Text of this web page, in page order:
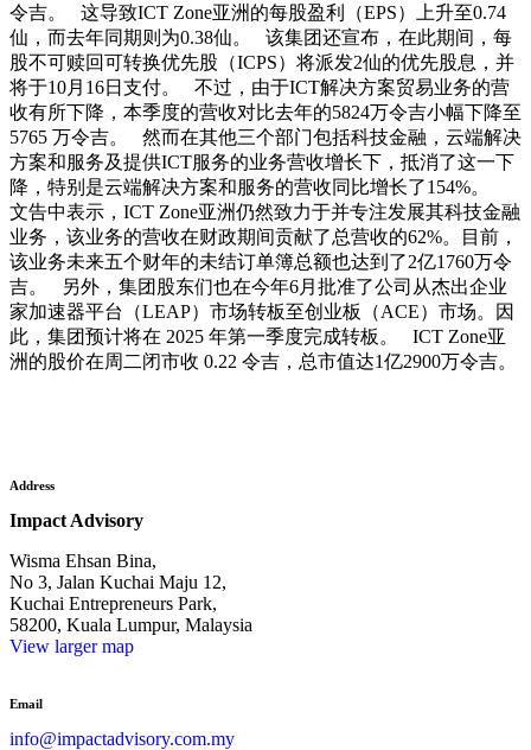
令吉。 这导致ICT Zone亚洲的每股盈利（EPS）上升至0.74
仙，而去年同期则为0.38仙。 该集团还宣布，在此期间，每
股不可赎回可转换优先股（ICPS）将派发2仙的优先股息，并
将于10月16日支付。 不过，由于ICT解决方案贸易业务的营
收有所下降，本季度的营收对比去年的5824万令吉小幅下降至
5765 万令吉。 然而在其他三个部门包括科技金融，云端解决
方案和服务及提供ICT服务的业务营收增长下，抵消了这一下
降，特别是云端解决方案和服务的营收同比增长了154%。
文告中表示，ICT Zone亚洲仍然致力于并专注发展其科技金融
业务，该业务的营收在财政期间贡献了总营收的62%。目前，
该业务未来五个财年的未结订单簿总额也达到了2亿1760万令
吉。 另外，集团股东们也在今年6月批准了公司从杰出企业
家加速器平台（LEAP）市场转板至创业板（ACE）市场。因
此，集团预计将在 2025 年第一季度完成转板。 ICT Zone亚
洲的股价在周二闭市收 0.22 令吉，总市值达1亿2900万令吉。
Address
Impact Advisory
Wisma Ehsan Bina,
No 3, Jalan Kuchai Maju 12,
Kuchai Entrepreneurs Park,
58200, Kuala Lumpur, Malaysia
View larger map
Email
info@impactadvisory.com.my